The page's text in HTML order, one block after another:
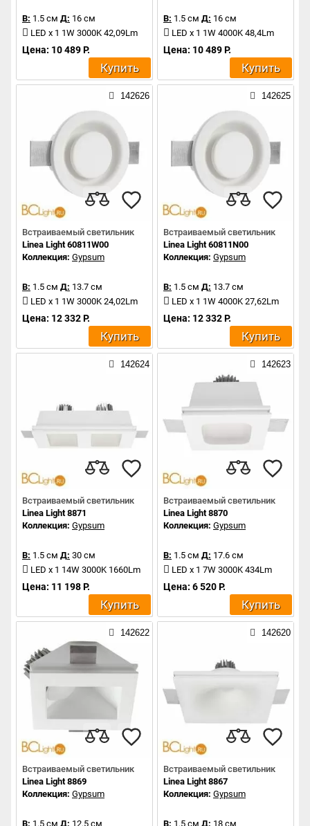
В: 1.5 см Д: 16 см
LED x 1 1W 3000K 42,09Lm
Цена: 10 489 Р.
Купить
В: 1.5 см Д: 16 см
LED x 1 1W 4000K 48,4Lm
Цена: 10 489 Р.
Купить
142626
Встраиваемый светильник
Linea Light 60811W00
Коллекция: Gypsum
В: 1.5 см Д: 13.7 см
LED x 1 1W 3000K 24,02Lm
Цена: 12 332 Р.
Купить
142625
Встраиваемый светильник
Linea Light 60811N00
Коллекция: Gypsum
В: 1.5 см Д: 13.7 см
LED x 1 1W 4000K 27,62Lm
Цена: 12 332 Р.
Купить
142624
Встраиваемый светильник
Linea Light 8871
Коллекция: Gypsum
В: 1.5 см Д: 30 см
LED x 1 14W 3000K 1660Lm
Цена: 11 198 Р.
Купить
142623
Встраиваемый светильник
Linea Light 8870
Коллекция: Gypsum
В: 1.5 см Д: 17.6 см
LED x 1 7W 3000K 434Lm
Цена: 6 520 Р.
Купить
142622
Встраиваемый светильник
Linea Light 8869
Коллекция: Gypsum
В: 1.5 см Д: 12.5 см
142620
Встраиваемый светильник
Linea Light 8867
Коллекция: Gypsum
В: 1.5 см Д: 18 см